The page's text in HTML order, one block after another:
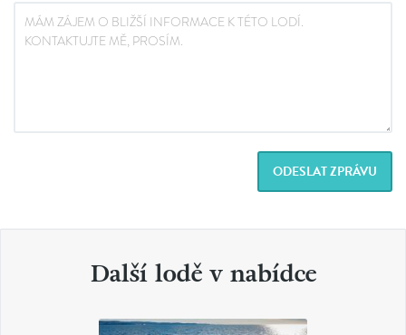
ODESLAT ZPRÁVU
Další lodě v nabídce